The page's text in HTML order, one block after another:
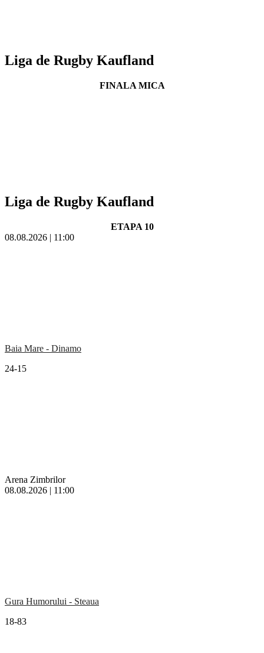
Liga de Rugby Kaufland
FINALA MICA
Liga de Rugby Kaufland
ETAPA 10
08.08.2026 | 11:00
Baia Mare - Dinamo
24-15
Arena Zimbrilor
08.08.2026 | 11:00
Gura Humorului - Steaua
18-83